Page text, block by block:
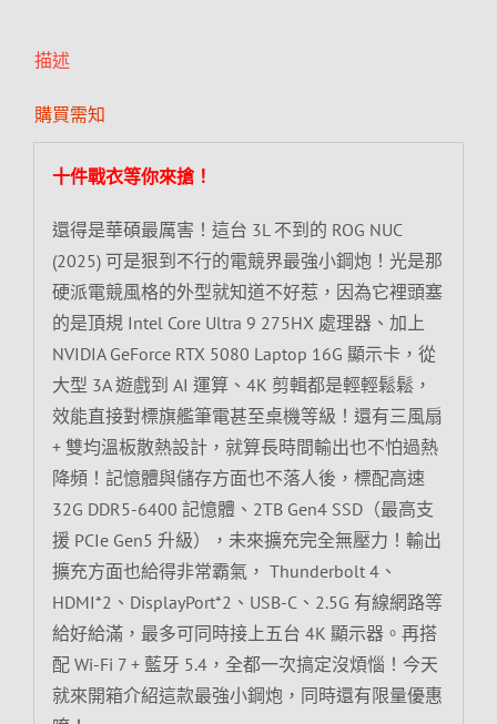
描述
購買需知
十件戰衣等你來搶！
還得是華碩最厲害！這台 3L 不到的 ROG NUC
(2025) 可是狠到不行的電競界最強小鋼炮！光是那
硬派電競風格的外型就知道不好惹，因為它裡頭塞
的是頂規 Intel Core Ultra 9 275HX 處理器、加上
NVIDIA GeForce RTX 5080 Laptop 16G 顯示卡，從
大型 3A 遊戲到 AI 運算、4K 剪輯都是輕輕鬆鬆，
效能直接對標旗艦筆電甚至桌機等級！還有三風扇
+ 雙均溫板散熱設計，就算長時間輸出也不怕過熱
降頻！記憶體與儲存方面也不落人後，標配高速
32G DDR5-6400 記憶體、2TB Gen4 SSD（最高支
援 PCIe Gen5 升級），未來擴充完全無壓力！輸出
擴充方面也給得非常霸氣， Thunderbolt 4、
HDMI*2、DisplayPort*2、USB-C、2.5G 有線網路等
給好給滿，最多可同時接上五台 4K 顯示器。再搭
配 Wi-Fi 7 + 藍牙 5.4，全都一次搞定沒煩惱！今天
就來開箱介紹這款最強小鋼炮，同時還有限量優惠